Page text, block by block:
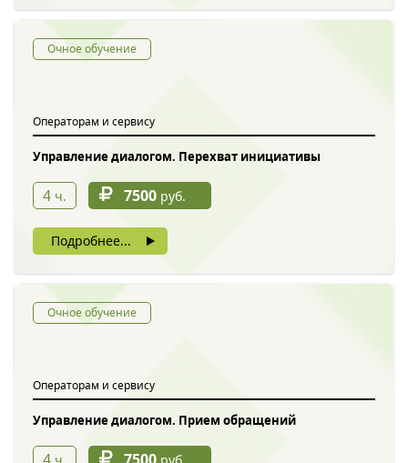
Очное обучение
Операторам и сервису
Управление диалогом. Перехват инициативы
4 ч. 7500 руб.
Подробнее...
Очное обучение
Операторам и сервису
Управление диалогом. Прием обращений